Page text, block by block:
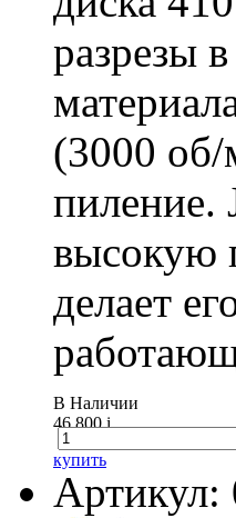
разрезы
(3000 об/
пиление.
высокую
делает
В Наличии
46 800i
купить
Артикул: